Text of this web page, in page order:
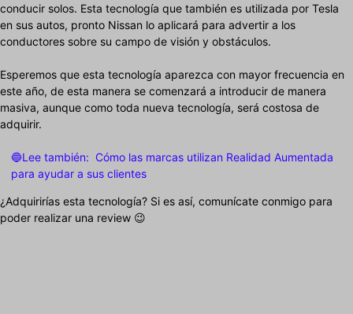
conducir solos. Esta tecnología que también es utilizada por Tesla
en sus autos, pronto Nissan lo aplicará para advertir a los
conductores sobre su campo de visión y obstáculos.
Esperemos que esta tecnología aparezca con mayor frecuencia en
este año, de esta manera se comenzará a introducir de manera
masiva, aunque como toda nueva tecnología, será costosa de
adquirir.
🔵Lee también: Cómo las marcas utilizan Realidad Aumentada
para ayudar a sus clientes
¿Adquirirías esta tecnología? Si es así, comunícate conmigo para
poder realizar una review 😉